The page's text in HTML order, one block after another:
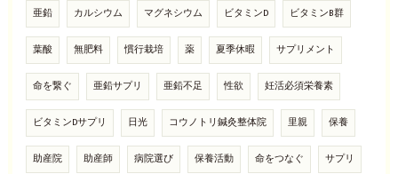
亜鉛 カルシウム マグネシウム ビタミンD ビタミンB群
葉酸 無肥料 慣行栽培 薬 夏季休暇 サプリメント
命を繋ぐ 亜鉛サプリ 亜鉛不足 性欲 妊活必須栄養素
ビタミンDサプリ 日光 コウノトリ鍼灸整体院 里親 保養
助産院 助産師 病院選び 保養活動 命をつなぐ サプリ